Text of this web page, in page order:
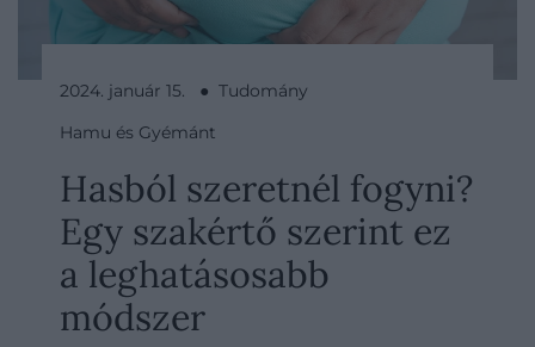
2024. január 15. ● Tudomány
Hamu és Gyémánt
Hasból szeretnél fogyni?
Egy szakértő szerint ez
a leghatásosabb
módszer